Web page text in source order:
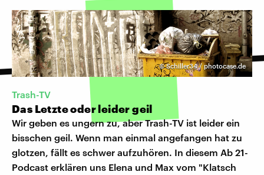
©Schiller34 / photocase.de
Trash-TV
Das Letzte oder leider geil
Wir geben es ungern zu, aber Trash-TV ist leider ein
bisschen geil. Wenn man einmal angefangen hat zu
glotzen, fällt es schwer aufzuhören. In diesem Ab 21-
Podcast erklären uns Elena und Max vom "Klatsch